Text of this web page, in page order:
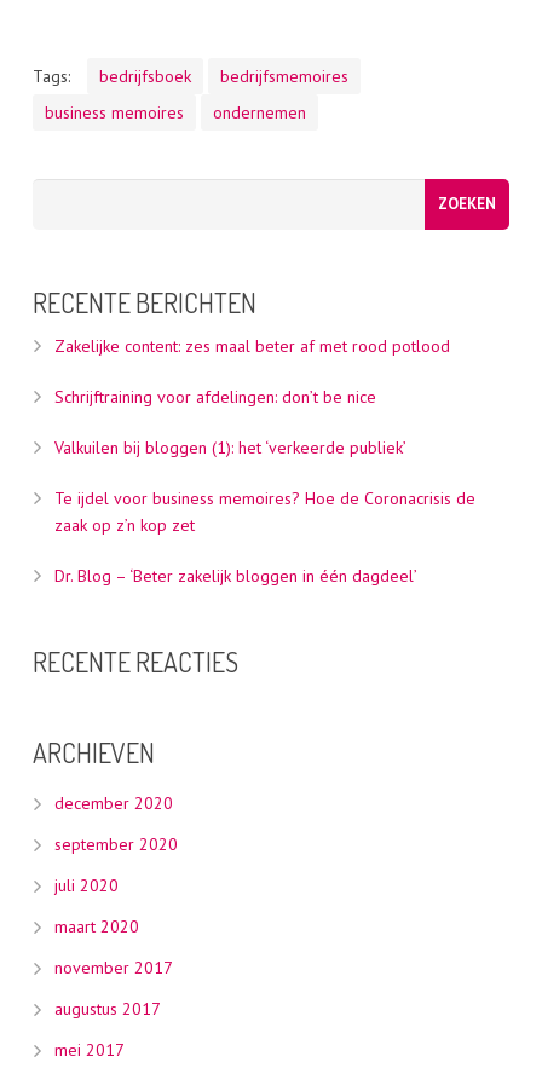
Tags: bedrijfsboek
bedrijfsmemoires
business memoires
ondernemen
RECENTE BERICHTEN
Zakelijke content: zes maal beter af met rood potlood
Schrijftraining voor afdelingen: don’t be nice
Valkuilen bij bloggen (1): het ‘verkeerde publiek’
Te ijdel voor business memoires? Hoe de Coronacrisis de
zaak op z’n kop zet
Dr. Blog – ‘Beter zakelijk bloggen in één dagdeel’
RECENTE REACTIES
ARCHIEVEN
december 2020
september 2020
juli 2020
maart 2020
november 2017
augustus 2017
mei 2017